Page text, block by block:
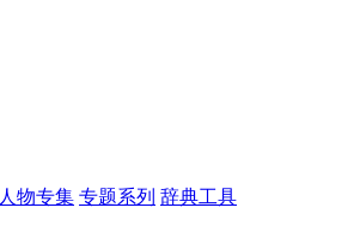
人物专集 专题系列 辞典工具